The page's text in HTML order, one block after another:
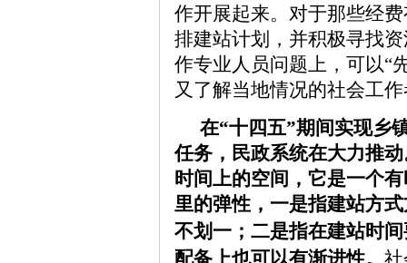
作开展起来。对于那些经
排建站计划，并积极寻找
作专业人员问题上，可以“
又了解当地情况的社会工
在“十四五”期间实现乡
任务，民政系统在大力推
时间上的空间，它是一个
里的弹性，一是指建站方
不划一； 二是指在建站时
配备上也可以有渐进性。